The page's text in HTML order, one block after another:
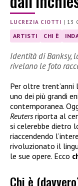
LUCREZIA CIOTTI | 13
ARTISTI CHI È
Identità di Banksy,
rivelano le foto
Per oltre trent’anni
uno dei più grandi
contemporanea.
Reutersriporta al
si celerebbe dietro
riaccendendo
rivoluzionato il
le sue opere. Ecco
Chi è